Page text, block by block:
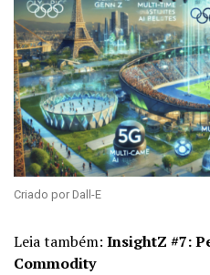
Criado por Dall-E
Leia também: InsightZ #7:
Commodity